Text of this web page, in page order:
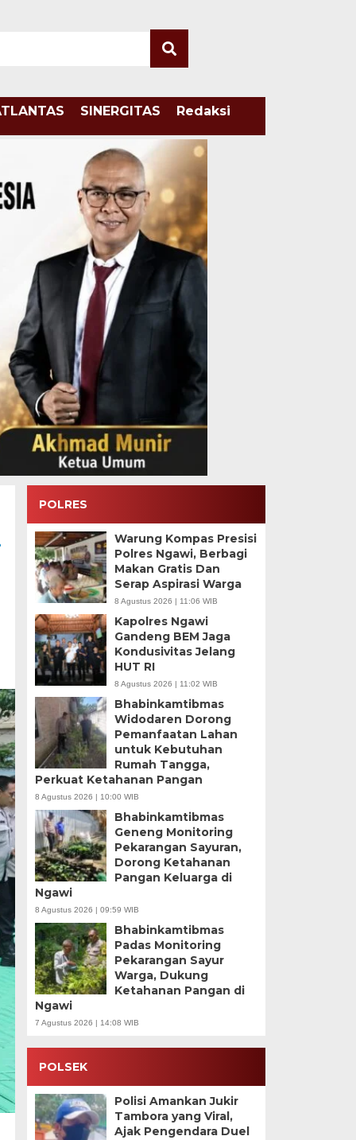
SINERGITAS Redaksi
POLRES
Warung Kompas Presisi
Polres Ngawi, Berbagi
Makan Gratis Dan
Serap Aspirasi Warga
8 Agustus 2026 | 11:06 WIB
Kapolres Ngawi
Gandeng BEM Jaga
Kondusivitas Jelang
HUT RI
8 Agustus 2026 | 11:02 WIB
Bhabinkamtibmas
Widodaren Dorong
Pemanfaatan Lahan
untuk Kebutuhan
Rumah Tangga,
Perkuat Ketahanan Pangan
8 Agustus 2026 | 10:00 WIB
Bhabinkamtibmas
Geneng Monitoring
Pekarangan Sayuran,
Dorong Ketahanan
Pangan Keluarga di
Ngawi
8 Agustus 2026 | 09:59 WIB
Bhabinkamtibmas
Padas Monitoring
Pekarangan Sayur
Warga, Dukung
Ketahanan Pangan di
Ngawi
7 Agustus 2026 | 14:08 WIB
POLSEK
Polisi Amankan Jukir
Tambora yang Viral,
Ajak Pengendara Duel